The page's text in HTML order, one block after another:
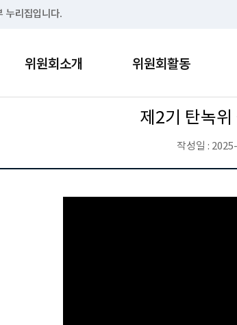
누리집입니다.
위원회소개 위원회활동
제2기 탄녹
작성일 :